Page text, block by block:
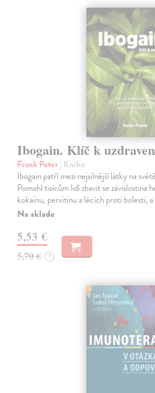
Ibogain. Klíč k
Frank Peter| Kniha
Ibogain patří mezi nejsilnější látky na
Pomohl tisícům lidí zbavit se závislostina
kokainu, pervitinu a lécích proti bolesti,
Na sklade
5,53 €
5,70 € ?